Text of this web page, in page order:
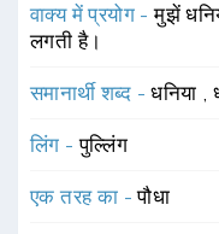
वाक्य में प्रयोग -मुझें
लगती है।
समानार्थी शब्द -धनिया
लिंग -पुल्लिंग
एक तरह का -पौधा